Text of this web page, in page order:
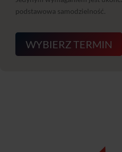
podstawowa samodzielność.
WYBIERZ TERMIN